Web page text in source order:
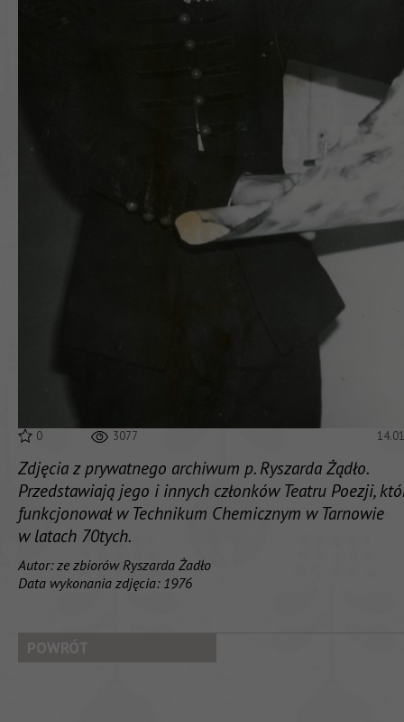
0 3077
Zdjęcia z prywatnego archiwum p. Ryszarda Żądło.
Przedstawiają jego i innych członków Teatru Poezji,
funkcjonował w Technikum Chemicznym w Tarnowie
w latach 70tych.
Autor: ze zbiorów Ryszarda Żadło
Data wykonania zdjęcia: 1976
POWRÓT